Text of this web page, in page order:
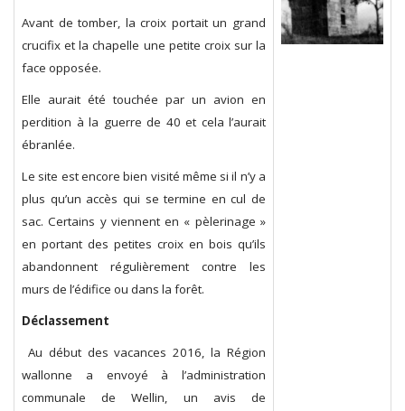
Avant de tomber, la croix portait un grand
crucifix et la chapelle une petite croix sur la
face opposée.
Elle aurait été touchée par un avion en
perdition à la guerre de 40 et cela l’aurait
ébranlée.
Le site est encore bien visité même si il n’y a
plus qu’un accès qui se termine en cul de
sac. Certains y viennent en « pèlerinage »
en portant des petites croix en bois qu’ils
abandonnent régulièrement contre les
murs de l’édifice ou dans la forêt.
Déclassement
Au début des vacances 2016, la Région
wallonne a envoyé à l’administration
communale de Wellin, un avis de